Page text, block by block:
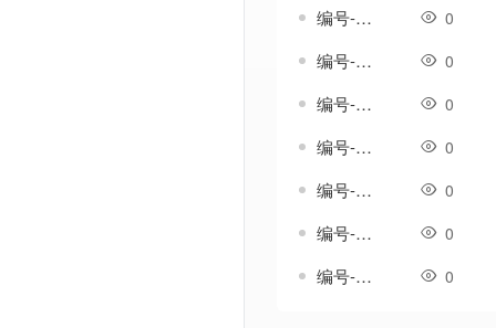
编号-雨纹套-传奇一体剑甲素材 0
编号-雨织纹套-传奇一体剑甲素材 0
编号-雪歌套-传奇一体剑甲素材 0
编号-雪澜套-传奇一体剑甲素材 0
编号-霄影套-传奇一体剑甲素材 0
编号-霞光温热套-传奇一体剑甲素材 0
编号-韵鸣套-传奇一体剑甲素材 0